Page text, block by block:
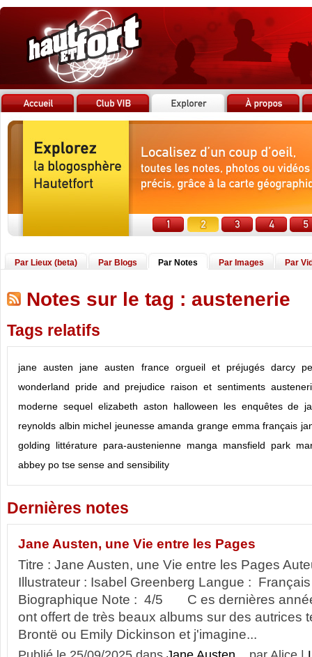
Par Lieux (beta) Par Blogs Par Notes Par Images Par
Notes sur le tag : austenerie
Tags relatifs
jane austen jane austen france orgueil et préjugés darcy
wonderland
pride and prejudice raison et sentiments
moderne sequel elizabeth aston halloween
les enquêtes de
reynolds albin michel jeunesse amanda grange emma français
golding
littérature para-austenienne manga mansfield park
abbey po tse sense and sensibility
Dernières notes
Jane Austen, une Vie entre les Pages
Titre : Jane Austen, une Vie entre les Pages
Illustrateur : Isabel Greenberg Langue :
Biographique Note : 4/5 C es dernières
ont offert de très beaux albums sur des autrices
Brontë ou Emily Dickinson et j'imagine...